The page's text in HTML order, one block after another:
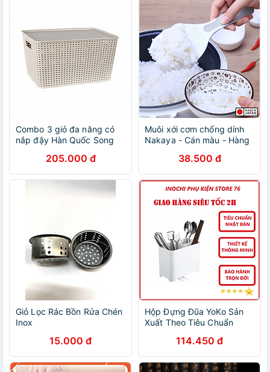
Combo 3 giỏ đa năng có
nắp đậy Hàn Quốc Song
17)- Nhiều màu sắc
205.000 đ
Muôi xới cơm chống dính
Nakaya - Cán màu - Hàng
38.500 đ
Giỏ Lọc Rác Bồn Rửa Chén
Inox
15.000 đ
Hộp Đựng Đũa YoKo Sản
Xuất Theo Tiêu Chuẩn
Lau PaKaSa ) - Hàng Chính
Hãng - màu ngẫu nhiên
114.450 đ